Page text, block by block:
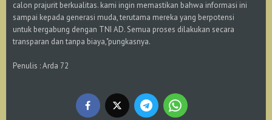
calon prajurit berkualitas. kami ingin memastikan bahwa informasi ini
sampai kepada generasi muda, terutama mereka yang berpotensi
untuk bergabung dengan TNI AD. Semua proses dilakukan secara
transparan dan tanpa biaya,"pungkasnya.
Penulis : Arda 72